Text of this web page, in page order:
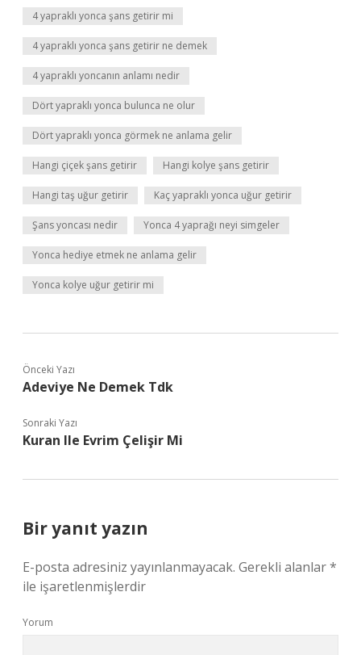
4 yapraklı yonca şans getirir mi
4 yapraklı yonca şans getirir ne demek
4 yapraklı yoncanın anlamı nedir
Dört yapraklı yonca bulunca ne olur
Dört yapraklı yonca görmek ne anlama gelir
Hangi çiçek şans getirir Hangi kolye şans getirir
Hangi taş uğur getirir Kaç yapraklı yonca uğur getirir
Şans yoncası nedir Yonca 4 yaprağı neyi simgeler
Yonca hediye etmek ne anlama gelir
Yonca kolye uğur getirir mi
Önceki Yazı
Adeviye Ne Demek Tdk
Sonraki Yazı
Kuran Ile Evrim Çelişir Mi
Bir yanıt yazın
E-posta adresiniz yayınlanmayacak. Gerekli alanlar*
ile işaretlenmişlerdir
Yorum